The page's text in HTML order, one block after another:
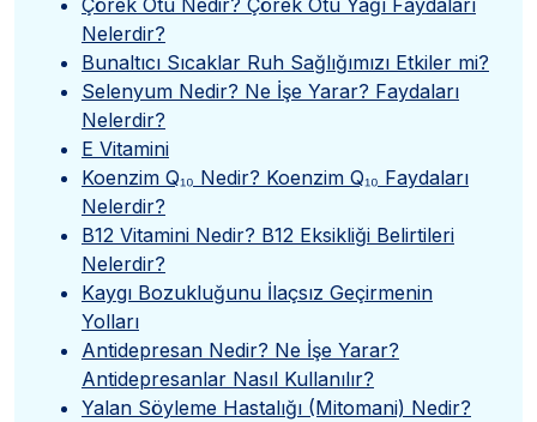
Nelerdir?
Bunaltıcı Sıcaklar Ruh Sağlığımızı Etkiler mi?
Selenyum Nedir? Ne İşe Yarar? Faydaları
Nelerdir?
E Vitamini
Koenzim Q₁₀ Nedir? Koenzim Q₁₀ Faydaları
Nelerdir?
B12 Vitamini Nedir? B12 Eksikliği Belirtileri
Nelerdir?
Kaygı Bozukluğunu İlaçsız Geçirmenin
Yolları
Antidepresan Nedir? Ne İşe Yarar?
Antidepresanlar Nasıl Kullanılır?
Yalan Söyleme Hastalığı (Mitomani) Nedir?